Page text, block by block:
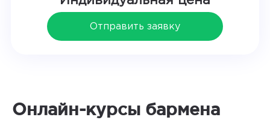
Отправить заявку
Онлайн-курсы бармена